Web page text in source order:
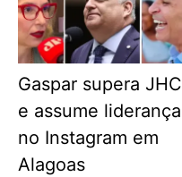
Gaspar supera JHC
e assume liderança
no Instagram em
Alagoas